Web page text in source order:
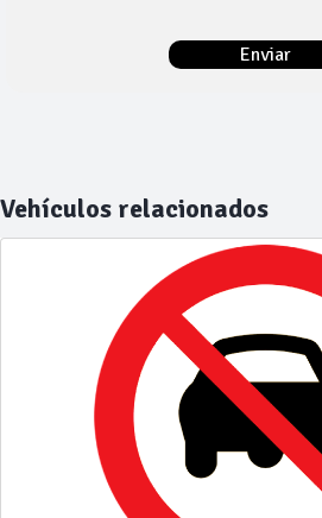
Vehículos relacionados